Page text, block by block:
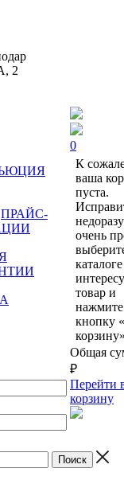
2
ПРАЙС-
0
К
ваша
пуста.
очень
каталоге
товар и
нажмите
кнопку
Общая
₽
Перейти
корзину